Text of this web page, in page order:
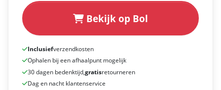
Bekijk op Bol
Inclusiefverzendkosten
Ophalen bij een afhaalpunt mogelijk
30 dagen bedenktijd,gratisretourneren
Dag en nacht klantenservice